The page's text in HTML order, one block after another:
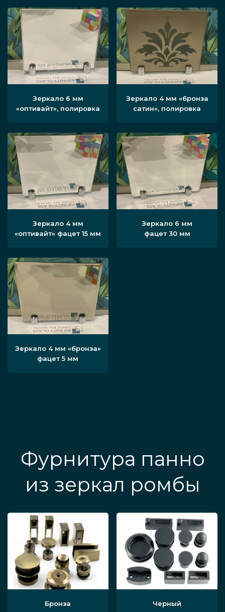
Зеркало 6 мм
«оптивайт», полировка
Зеркало 4 мм «бронза
сатин», полировка
Зеркало 4 мм
«оптивайт» фацет 15 мм
Зеркало 6 мм
фацет 30 мм
Зеркало 4 мм «бронза»
фацет 5 мм
Фурнитура панно
из зеркал ромбы
Бронза Черный